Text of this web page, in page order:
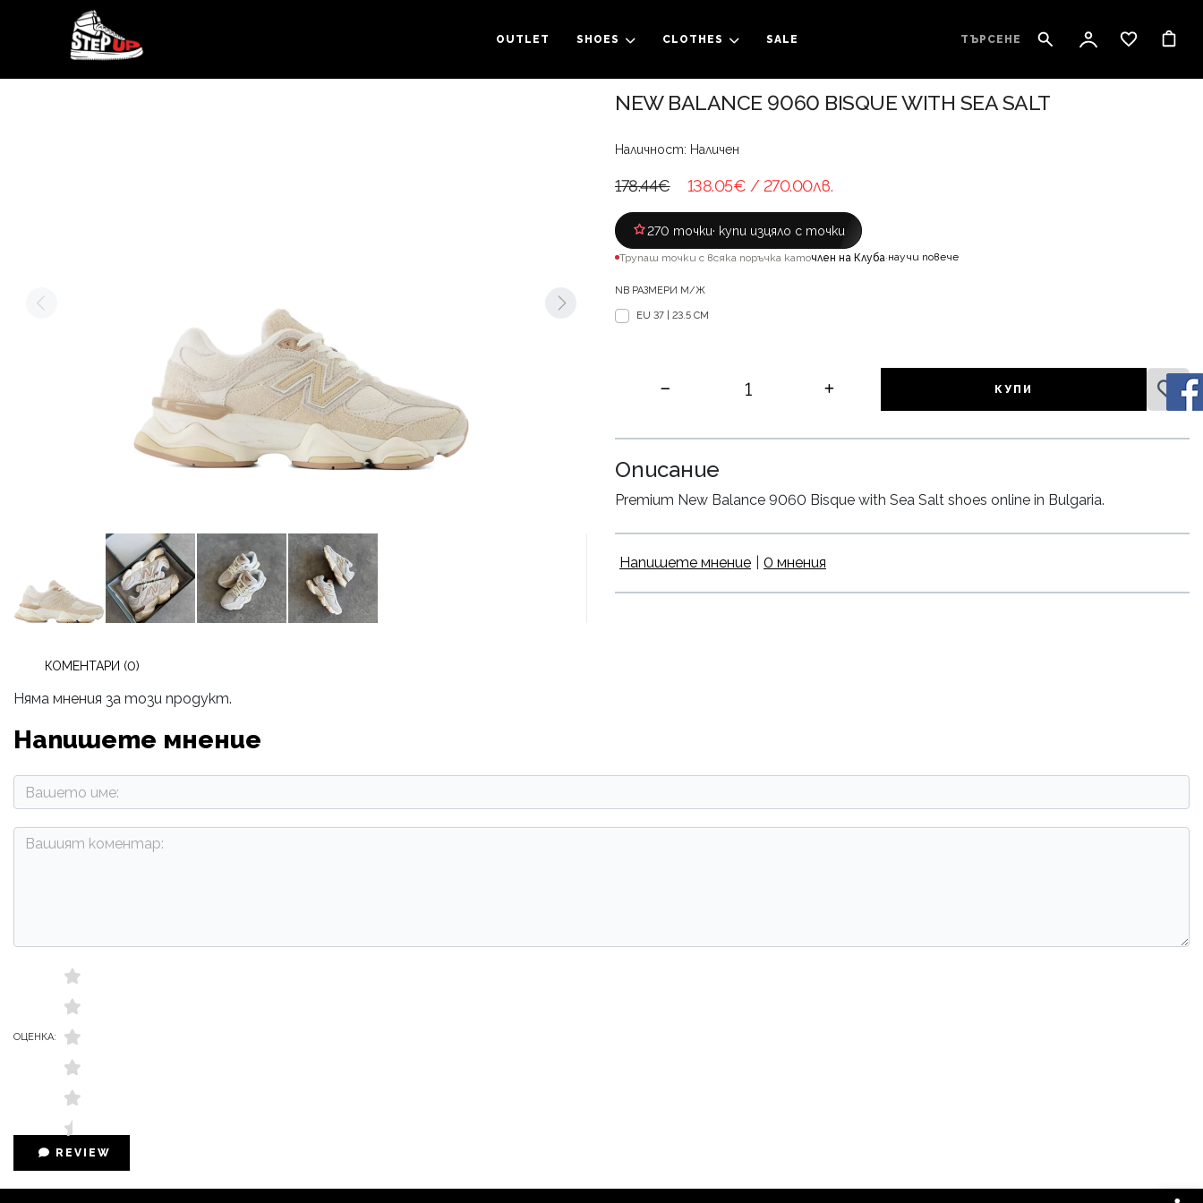
ТЪРСЕНЕ
OUTLET SHOES CLOTHES SALE
NEW BALANCE 9060 BISQUE WITH SEA SALT
Наличност: Наличен
178.44€ 138.05€ / 270.00лв.
270 точки· купи изцяло с точки
Трупаш точки с всяка поръчка каточлен на Клуба·научи повече
NB РАЗМЕРИ М/Ж
EU 37 | 23.5 CM
КУПИ
Описание
Premium New Balance 9060 Bisque with Sea Salt shoes online in Bulgaria.
Напишете мнение 0 мнения
КОМЕНТАРИ (0)
Няма мнения за този продукт.
Напишете мнение
ОЦЕНКА:
REVIEW